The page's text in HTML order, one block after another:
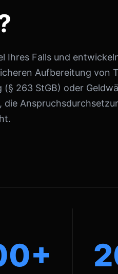
Falls und
Aufbereitung von
263 StGB) oder